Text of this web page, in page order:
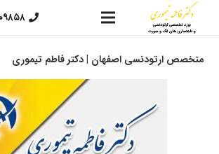
متخصص ارتودنسی اصفهان | دکتر فاطم تیموری